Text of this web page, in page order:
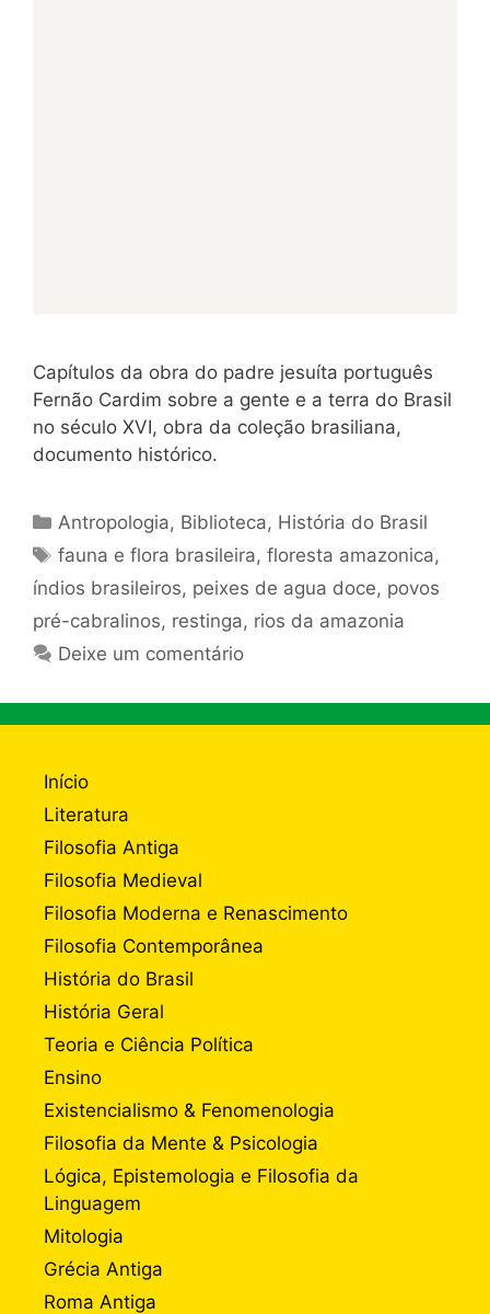
Capítulos da obra do padre jesuíta português
Fernão Cardim sobre a gente e a terra do Brasil
no século XVI, obra da coleção brasiliana,
documento histórico.
Categorias
Antropologia, Biblioteca, História do Brasil
Tags
fauna e flora brasileira,floresta amazonica,
índios brasileiros, peixes de agua doce, povos
pré-cabralinos, restinga, rios da amazonia
Deixe um comentário
Início
Literatura
Filosofia Antiga
Filosofia Medieval
Filosofia Moderna e Renascimento
Filosofia Contemporânea
História do Brasil
História Geral
Teoria e Ciência Política
Ensino
Existencialismo & Fenomenologia
Filosofia da Mente & Psicologia
Lógica, Epistemologia e Filosofia da
Linguagem
Mitologia
Grécia Antiga
Roma Antiga